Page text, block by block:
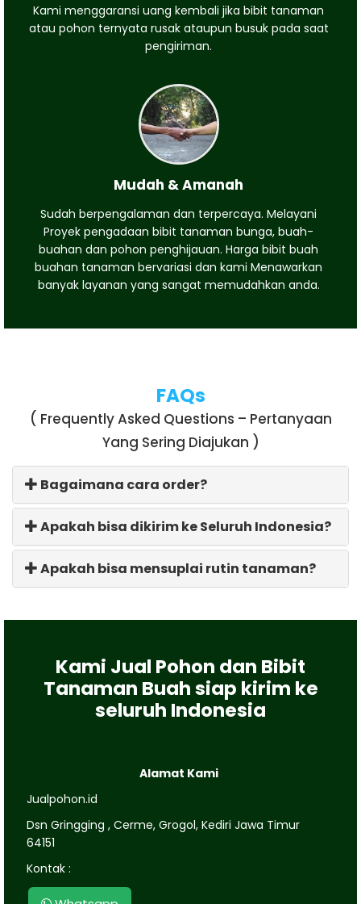
Kami menggaransi uang kembali jika bibit tanaman
atau pohon ternyata rusak ataupun busuk pada saat
pengiriman.
Mudah & Amanah
Sudah berpengalaman dan terpercaya. Melayani
Proyek pengadaan bibit tanaman bunga, buah-
buahan dan pohon penghijauan. Harga bibit buah
buahan tanaman bervariasi dan kami Menawarkan
banyak layanan yang sangat memudahkan anda.
FAQs
( Frequently Asked Questions – Pertanyaan
Yang Sering Diajukan )
Bagaimana cara order?
Apakah bisa dikirim ke Seluruh Indonesia?
Apakah bisa mensuplai rutin tanaman?
Kami Jual Pohon dan Bibit
Tanaman Buah siap kirim ke
seluruh Indonesia
Alamat Kami
Jualpohon.id
Dsn Gringging , Cerme, Grogol, Kediri Jawa Timur
64151
Kontak :